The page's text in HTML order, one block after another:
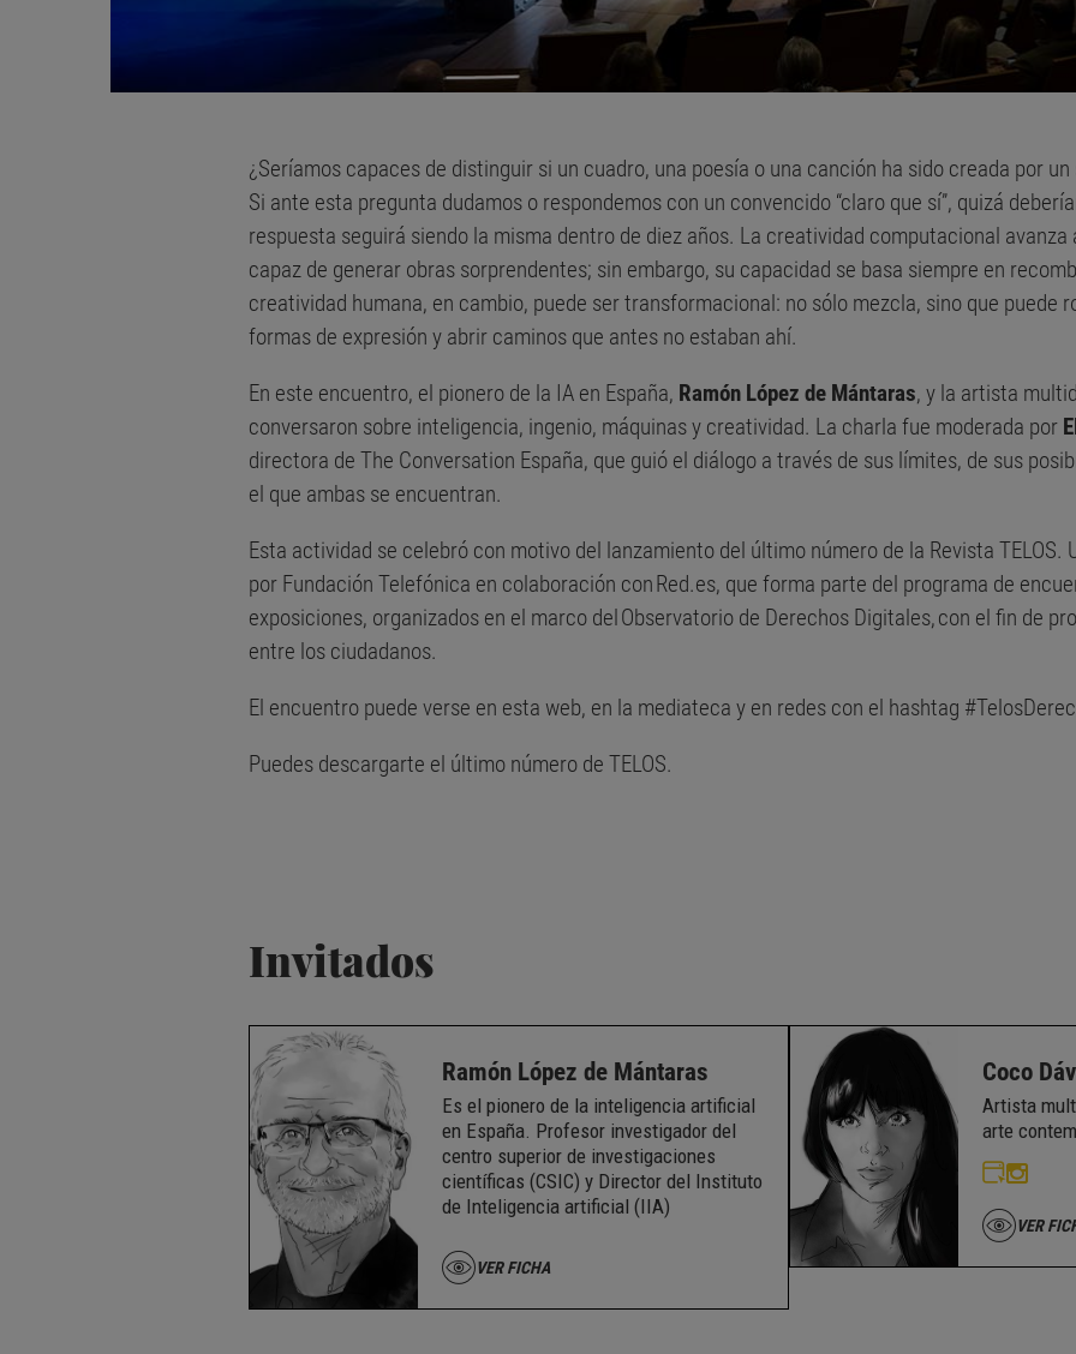
¿Seríamos capaces de distinguir si un cuadro, una poesía o una canción ha sido creada por
Si ante esta pregunta dudamos o respondemos con un convencido “claro que sí”, quizá
respuesta seguirá siendo la misma dentro de diez años. La creatividad computacional
capaz de generar obras sorprendentes; sin embargo, su capacidad se basa siempre en
creatividad humana, en cambio, puede ser transformacional: no sólo mezcla, sino que puede
formas de expresión y abrir caminos que antes no estaban ahí.
En este encuentro, el pionero de la IA en España, Ramón López de Mántaras, y la artista
conversaron sobre inteligencia, ingenio, máquinas y creatividad. La charla fue moderada por
directora de The Conversation España, que guió el diálogo a través de sus límites, de sus
el que ambas se encuentran.
Esta actividad se celebró con motivo del lanzamiento del último número de la Revista TELOS.
por Fundación Telefónica en colaboración con Red.es, que forma parte del programa de
exposiciones, organizados en el marco del Observatorio de Derechos Digitales, con el fin de
entre los ciudadanos.
El encuentro puede verse en esta web, en la mediateca y en redes con el hashtag
Puedes descargarte el último número de TELOS.
Invitados
Ramón López de Mántaras
Es el pionero de la inteligencia artificial
en España. Profesor investigador del
centro superior de investigaciones
científicas (CSIC) y Director del Instituto
de Inteligencia artificial (IIA)
VER FICHA
Coco
Artista
arte
VER